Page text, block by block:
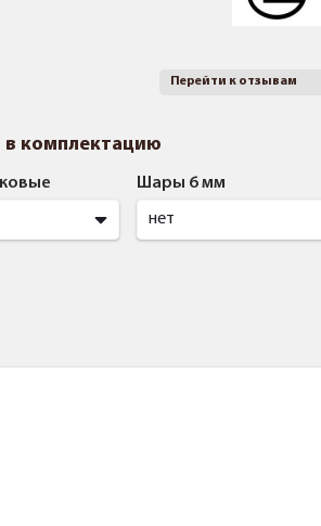
Перейти к отзывам
комплектацию
Шары 6 мм
нет